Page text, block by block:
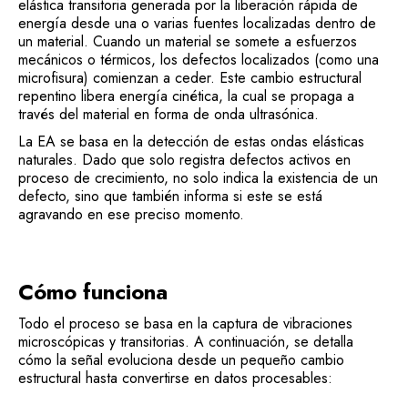
elástica transitoria generada por la liberación rápida de
energía desde una o varias fuentes localizadas dentro de
un material. Cuando un material se somete a esfuerzos
mecánicos o térmicos, los defectos localizados (como una
microfisura) comienzan a ceder. Este cambio estructural
repentino libera energía cinética, la cual se propaga a
través del material en forma de onda ultrasónica.
La EA se basa en la detección de estas ondas elásticas
naturales. Dado que solo registra defectos activos en
proceso de crecimiento, no solo indica la existencia de un
defecto, sino que también informa si este se está
agravando en ese preciso momento.
Cómo funciona
Todo el proceso se basa en la captura de vibraciones
microscópicas y transitorias. A continuación, se detalla
cómo la señal evoluciona desde un pequeño cambio
estructural hasta convertirse en datos procesables: